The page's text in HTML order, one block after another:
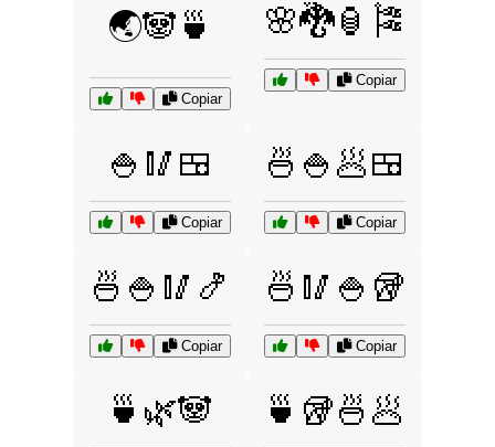
🌏🐼🍵
Copiar
🌸🐉🏮🎏
Copiar
🍚🥢🍱
Copiar
🍜🍚🥟🍱
Copiar
🍜🍚🥢🍤
Copiar
🍜🥢🍚🥡
Copiar
🍵🌿🐼 🍵🥡🍜🥟